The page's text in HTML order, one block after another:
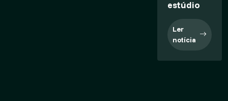
estúdio
Ler
notícia